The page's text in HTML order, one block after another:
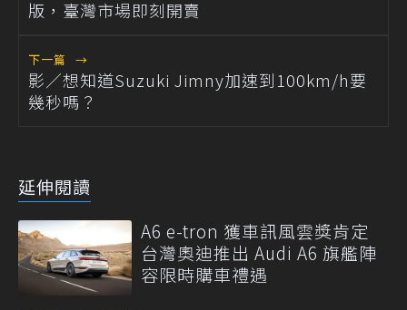
版，臺灣市場即刻開賣
下一篇 →
影／想知道Suzuki Jimny加速到100km/h要
幾秒嗎？
延伸閱讀
A6 e-tron 獲車訊風雲獎肯定
台灣奧迪推出 Audi A6 旗艦陣
容限時購車禮遇